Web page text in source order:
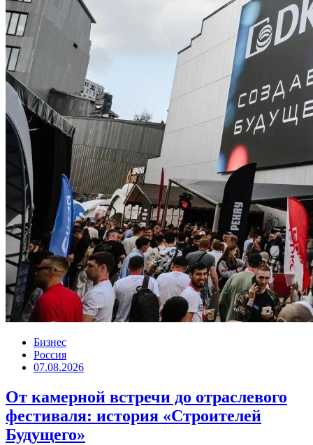
Бизнес
Россия
07.08.2026
От камерной встречи до отраслевого
фестиваля: история «Строителей
Будущего»